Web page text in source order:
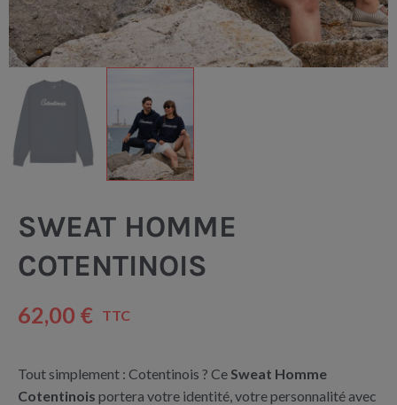
SWEAT HOMME
COTENTINOIS
62,00 € TTC
Tout simplement : Cotentinois ? Ce Sweat Homme
Cotentinois portera votre identité, votre personnalité avec